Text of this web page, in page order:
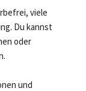
viele
Du kannst
oder
und